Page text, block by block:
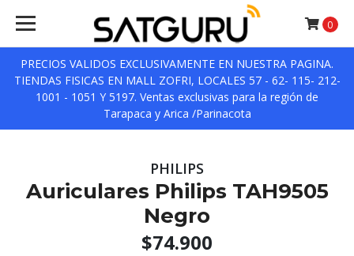
PRECIOS VALIDOS EXCLUSIVAMENTE EN NUESTRA PAGINA.
TIENDAS FISICAS EN MALL ZOFRI, LOCALES 57 - 62- 115- 212-
1001 - 1051 Y 5197. Ventas exclusivas para la región de
Tarapaca y Arica /Parinacota
0
PHILIPS
Auriculares Philips TAH9505
Negro
$74.900